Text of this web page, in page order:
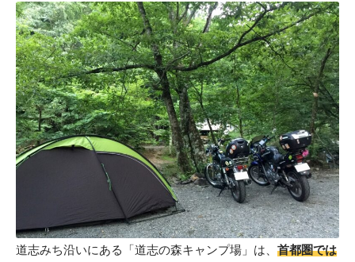
道志みち沿いにある 「道志の森キャンプ場」 は、 首都圏では